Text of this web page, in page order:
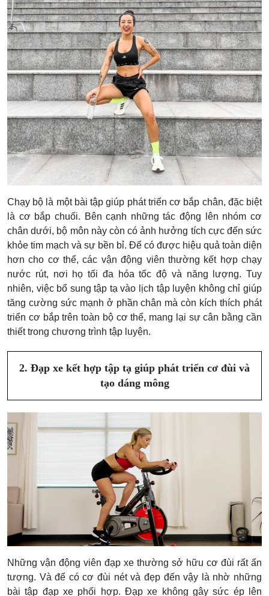
Chạy bộ là một bài tập giúp phát triển cơ bắp chân, đặc biệt
là cơ bắp chuối. Bên cạnh những tác động lên nhóm cơ
chân dưới, bộ môn này còn có ảnh hưởng tích cực đến sức
khỏe tim mạch và sự bền bỉ. Để có được hiệu quả toàn diện
hơn cho cơ thể, các vận động viên thường kết hợp chạy
nước rút, nơi họ tối đa hóa tốc độ và năng lượng. Tuy
nhiên, việc bổ sung tập tạ vào lịch tập luyện không chỉ giúp
tăng cường sức mạnh ở phần chân mà còn kích thích phát
triển cơ bắp trên toàn bộ cơ thể, mang lại sự cân bằng cần
thiết trong chương trình tập luyện.
2. Đạp xe kết hợp tập tạ giúp phát triển cơ đùi và
tạo dáng mông
Những vận động viên đạp xe thường sở hữu cơ đùi rất ấn
tượng. Và để có cơ đùi nét và đẹp đến vậy là nhờ những
bài tập đạp xe phối hợp. Đạp xe không gây sức ép lên